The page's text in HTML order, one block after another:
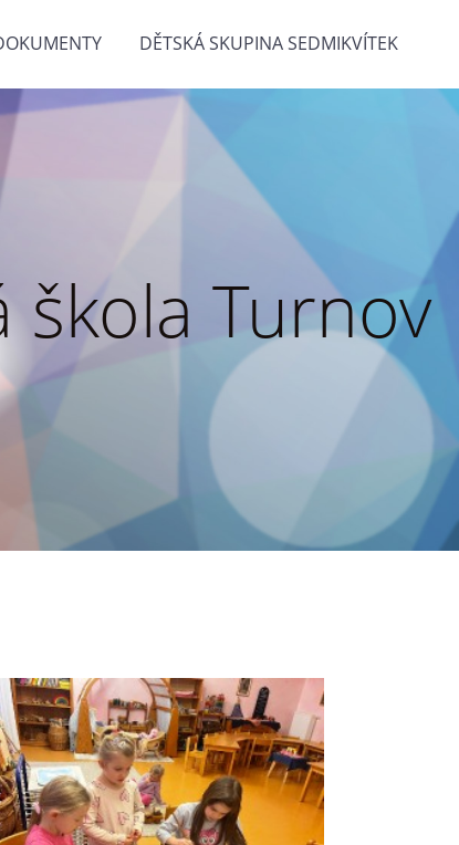
DĚTSKÁ SKUPINA SEDMIKVÍTEK
Turnov